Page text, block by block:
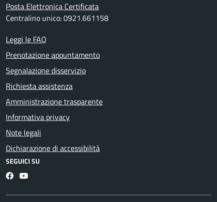
Posta Elettronica Certificata
Centralino unico: 0921.661158
Leggi le FAQ
Prenotazione appuntamento
Segnalazione disservizio
Richiesta assistenza
Amministrazione trasparente
Informativa privacy
Note legali
Dichiarazione di accessibilità
SEGUICI SU
FacebookYouTube